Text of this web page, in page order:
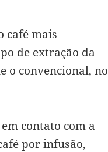
café mais
de extração da
o convencional, no
contato com a
por infusão,